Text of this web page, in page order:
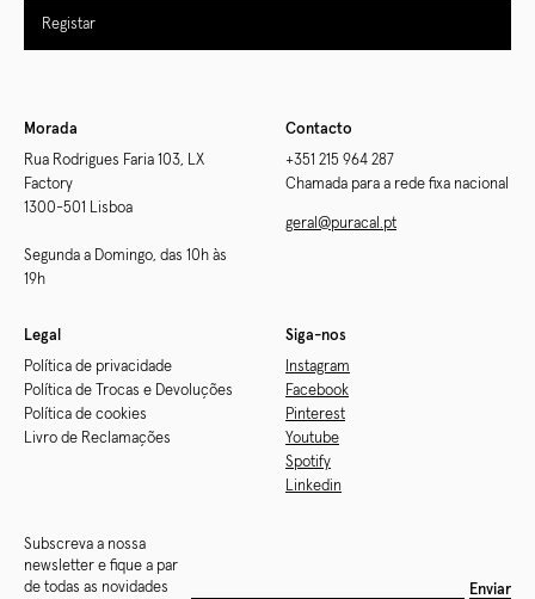
Registar
Morada
Rua Rodrigues Faria 103, LX
Factory
1300-501 Lisboa
Segunda a Domingo, das 10h às
19h
Contacto
+351 215 964 287
Chamada para a rede fixa nacional
geral@puracal.pt
Legal
Política de privacidade
Política de Trocas e Devoluções
Política de cookies
Livro de Reclamações
Siga-nos
Instagram
Facebook
Pinterest
Youtube
Spotify
Linkedin
Subscreva a nossa
newsletter e fique a par
de todas as novidades
Enviar